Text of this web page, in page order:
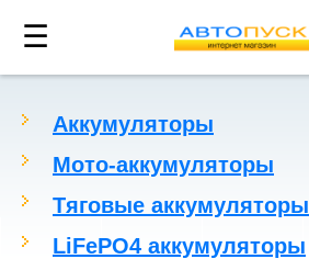
☰
Аккумуляторы
Мото-аккумуляторы
Тяговые аккумуляторы
LiFePO4 аккумуляторы